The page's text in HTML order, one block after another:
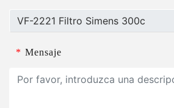
* Mensaje